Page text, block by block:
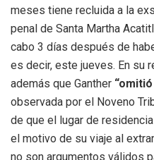
meses tiene recluida a la
penal de Santa Martha
cabo 3 días después de
es decir, este jueves. En su
además que Ganther
observada por el Noveno
de que el lugar de
el motivo de su viaje al
no son argumentos válidos